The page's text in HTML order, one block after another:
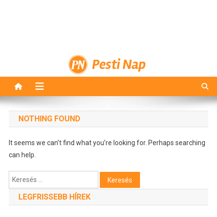
Pesti Nap
NOTHING FOUND
It seems we can’t find what you’re looking for. Perhaps searching
can help.
Keresés:
LEGFRISSEBB HÍREK